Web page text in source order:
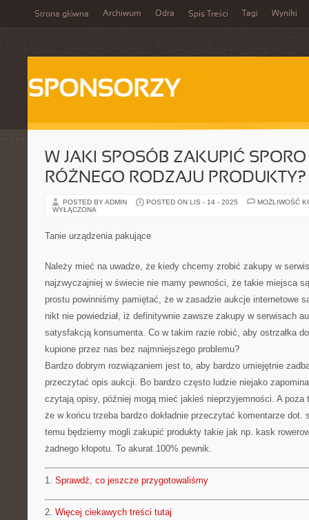
Strona główna Archiwum Odra Spis Treści Tagi Wyniki
SPONSORZY
W JAKI SPOSÓB ZAKUPIĆ SPORO
RÓŻNEGO RODZAJU PRODUKTY?
POSTED BY ADMIN POSTED ON LIS - 14 - 2025
MOŻLIWOŚĆ
WYŁĄCZONA
Tanie urządzenia pakujące
Należy mieć na uwadze, że kiedy chcemy zrobić zakupy w
najzwyczajniej w świecie nie mamy pewności, że takie miejsca
prostu powinniśmy pamiętać, że w zasadzie aukcje internetowe
nikt nie powiedział, iż definitywnie zawsze zakupy w serwisach
satysfakcją konsumenta. Co w takim razie robić, aby ostrzałka
kupione przez nas bez najmniejszego problemu?
Bardzo dobrym rozwiązaniem jest to, aby bardzo umiejętnie
przeczytać opis aukcji. Bo bardzo często ludzie niejako
czytają opisy, później mogą mieć jakieś nieprzyjemności. A poza
że w końcu trzeba bardzo dokładnie przeczytać komentarze dot.
temu będziemy mogli zakupić produkty takie jak np. kask
żadnego kłopotu. To akurat 100% pewnik.
1. Sprawdź, co jeszcze przygotowaliśmy
2. Więcej ciekawych treści tutaj